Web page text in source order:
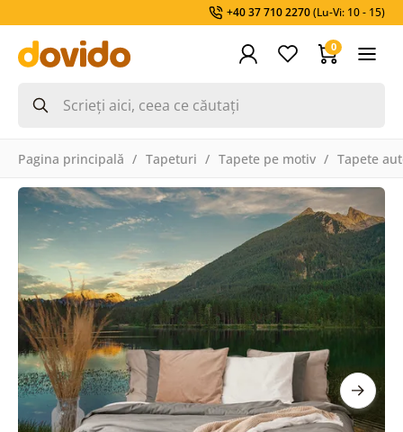
+40 37 710 2270(Lu-Vi: 10 - 15)
0
Pagina principală Tapeturi Tapete pe motiv Tapete